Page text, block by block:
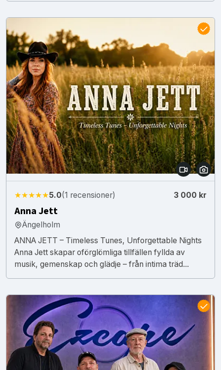
★★★★★5.0(1 recensioner) 3 000 kr
Anna Jett
Ängelholm
ANNA JETT – Timeless Tunes, Unforgettable Nights
Anna Jett skapar oförglömliga tillfällen fyllda av
musik, gemenskap och glädje – från intima träd...